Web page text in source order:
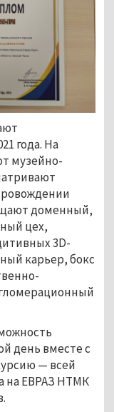
года. На
музейно-
доменный,
цех,
3D-
карьер, бокс
день вместе с
— всей
на ЕВРАЗ НТМК